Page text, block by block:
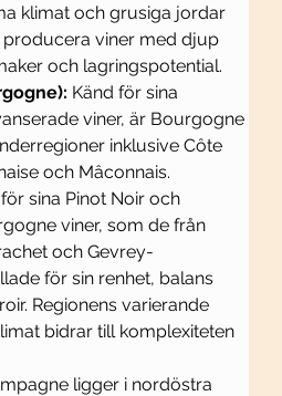
klimat och grusiga jordar
producera viner med djup
och lagringspotential.
Känd för sina
viner, är Bourgogne
inklusive Côte
och Mâconnais.
sina Pinot Noir och
viner, som de från
och Gevrey-
för sin renhet, balans
Regionens varierande
bidrar till komplexiteten
ligger i nordöstra